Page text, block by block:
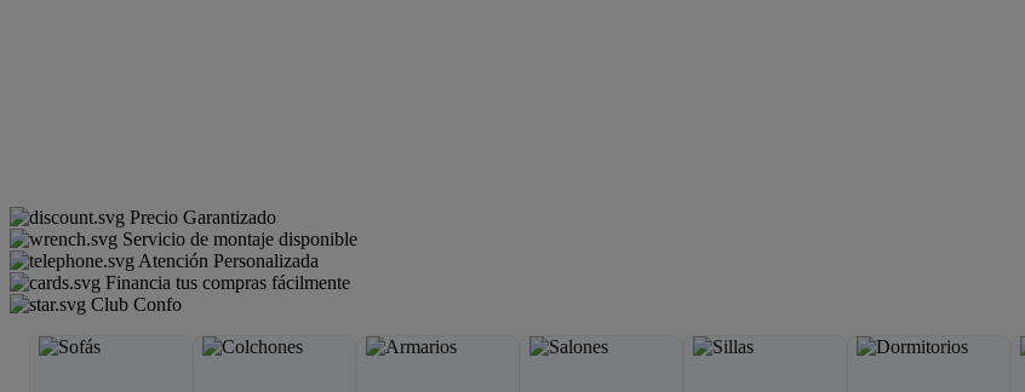
Precio Garantizado
Servicio de montaje disponible
Atención Personalizada
Financia tus compras fácilmente
Club Confo